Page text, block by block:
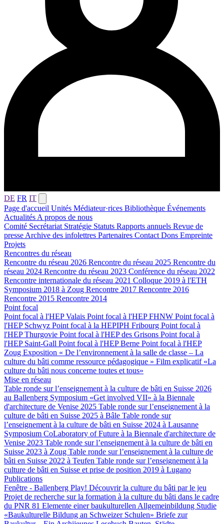
DE FR IT
Page d'accueil Unités Médiateur·rices Bibliothèque Événements
Actualités A propos de nous
Comité Secrétariat Stratégie Statuts Rapports annuels Revue de
presse Archive des infolettres Partenaires Contact Dons Empreinte
Projets
Rencontres du réseau
Rencontre du réseau 2026 Rencontre du réseau 2025 Rencontre du
réseau 2024 Rencontre du réseau 2023 Conférence du réseau 2022
Rencontre internationale du réseau 2021 Colloque 2019 à l'ETH
Symposium 2018 à Zoug Rencontre 2017 Rencontre 2016
Rencontre 2015 Rencontre 2014
Point focal
Point focal à l'HEP Valais Point focal à l'HEP FHNW Point focal à
l'HEP Schwyz Point focal à la HEPIPH Fribourg Point focal à
l'HEP Thurgovie Point focal à l'HEP des Grisons Point focal à
l'HEP Saint-Gall Point focal à l'HEP Berne Point focal à l'HEP
Zoug Exposition « De l’environnement à la salle de classe – La
culture du bâti comme ressource pédagogique » Film explicatif «La
culture du bâti nous concerne toutes et tous»
Mise en réseau
Table ronde sur l’enseignement à la culture de bâti en Suisse 2026
au Ballenberg Symposium «Get involved VII» à la Biennale
d'architecture de Venise 2025 Table ronde sur l’enseignement à la
culture de bâti en Suisse 2025 à Bâle Table ronde sur
l’enseignement à la culture de bâti en Suisse 2024 à Lausanne
Symposium CoLaboratory of Future à la Biennale d'architecture de
Venise 2023 Table ronde sur l’enseignement à la culture de bâti en
Suisse 2023 à Zoug Table ronde sur l’enseignement à la culture de
bâti en Suisse 2022 à Teufen Table ronde sur l’enseignement à la
culture de bâti en Suisse et prise de position 2019 à Lugano
Publications
Fenêtre - Ballenberg Play! Découvrir la culture du bâti par le jeu
Projet de recherche sur la formation à la culture du bâti dans le cadre
du PNR 81 Elemente einer baukulturellen Allgemeinbildung Studie
«Baukulturelle Bildung an Schweizer Schulen» Briefe zur